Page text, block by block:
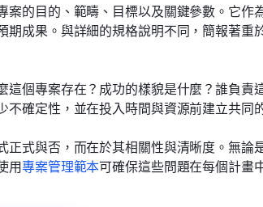
的目的、範疇、目標以及關鍵參數。它作
成果。與詳細的規格說明不同，簡報著重
個專案存在？成功的樣貌是什麼？誰負責
確定性，並在投入時間與資源前建立共同
式與否，而在於其相關性與清晰度。無論
用專案管理範本可確保這些問題在每個計畫